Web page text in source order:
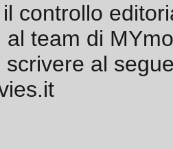
controllo
al team di
scrivere al